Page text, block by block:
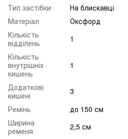
Тип застібки
На блискавці
Матеріал
Оксфорд
Кількість
відділень
1
Кількість
внутрішніх
кишень
1
Додаткові
кишені
3
Ремінь
до 150 см
Ширина
ременя
2,5 см